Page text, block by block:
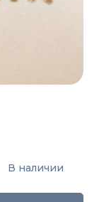
В наличии